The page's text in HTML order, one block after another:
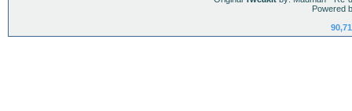
Powered